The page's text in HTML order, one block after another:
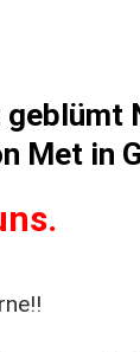
Met in